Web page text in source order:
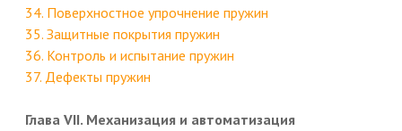
34. Поверхностное упрочнение пружин
35. Защитные покрытия пружин
36. Контроль и испытание пружин
37. Дефекты пружин
Глава VII. Механизация и автоматизация